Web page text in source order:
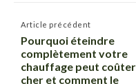
Article précédent
Pourquoi éteindre
complètement votre
chauffage peut coûter
cher et comment le